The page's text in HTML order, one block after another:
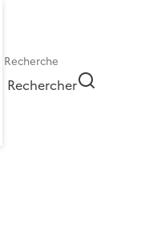
Rechercher